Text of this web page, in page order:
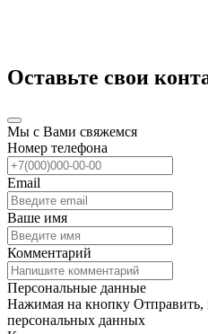
Оставьте свои
Мы с Вами свяжемся
Номер телефона
Email
Ваше имя
Комментарий
Персональные данные
Нажимая на кнопку Отправить,
персональных данных